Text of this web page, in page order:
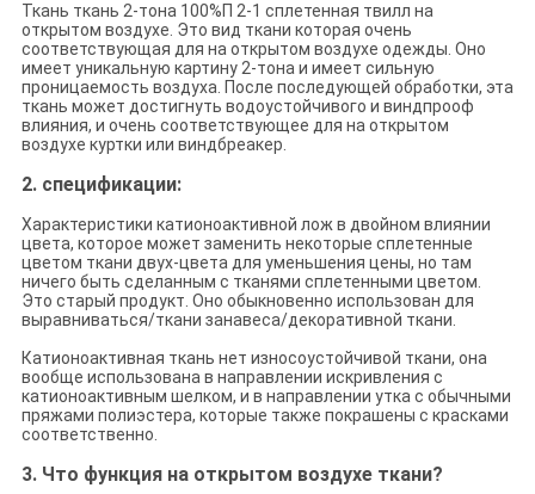
Ткань ткань 2-тона 100%П 2-1 сплетенная твилл на
открытом воздухе. Это вид ткани которая очень
соответствующая для на открытом воздухе одежды. Оно
имеет уникальную картину 2-тона и имеет сильную
проницаемость воздуха. После последующей обработки, эта
ткань может достигнуть водоустойчивого и виндпрооф
влияния, и очень соответствующее для на открытом
воздухе куртки или виндбреакер.
2. спецификации:
Характеристики катионоактивной лож в двойном влиянии
цвета, которое может заменить некоторые сплетенные
цветом ткани двух-цвета для уменьшения цены, но там
ничего быть сделанным с тканями сплетенными цветом.
Это старый продукт. Оно обыкновенно использован для
выравниваться/ткани занавеса/декоративной ткани.
Катионоактивная ткань нет износоустойчивой ткани, она
вообще использована в направлении искривления с
катионоактивным шелком, и в направлении утка с обычными
пряжами полиэстера, которые также покрашены с красками
соответственно.
3. Что функция на открытом воздухе ткани?